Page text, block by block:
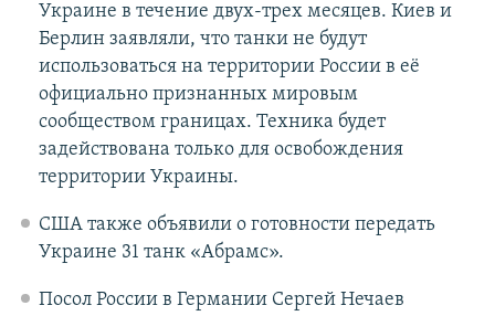
Украине в течение двух-трех месяцев. Киев и
Берлин заявляли, что танки не будут
использоваться на территории России в её
официально признанных мировым
сообществом границах. Техника будет
задействована только для освобождения
территории Украины.
США также объявили о готовности передать
Украине 31 танк «Абрамс».
Посол России в Германии Сергей Нечаев